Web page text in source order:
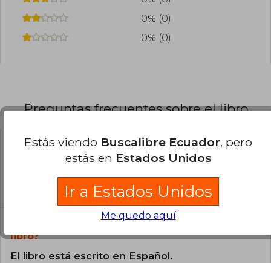
0% (0)
0% (0)
Preguntas frecuentes sobre el libro
¿El libro es original?
Todos los libros de nuestro
catálogo son Originales.
¿En qué Idioma está escrito el
libro?
El libro está escrito en Español.
Estás viendo Buscalibre Ecuador, pero
estás en Estados Unidos
Ir a Estados Unidos
Me quedo aquí